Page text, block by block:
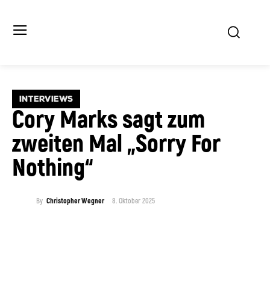
INTERVIEWS
Cory Marks sagt zum
zweiten Mal „Sorry For
Nothing“
By Christopher Wegner 8. Oktober 2025